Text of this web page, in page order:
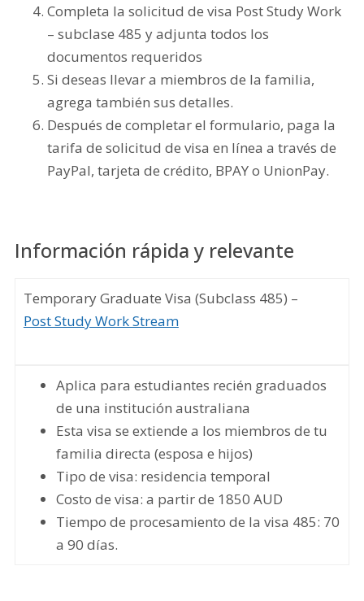
Completa la solicitud de visa Post Study Work
– subclase 485 y adjunta todos los
documentos requeridos
Si deseas llevar a miembros de la familia,
agrega también sus detalles.
Después de completar el formulario, paga la
tarifa de solicitud de visa en línea a través de
PayPal, tarjeta de crédito, BPAY o UnionPay.
Información rápida y relevante
Temporary Graduate Visa (Subclass 485) –
Post Study Work Stream
Aplica para estudiantes recién graduados
de una institución australiana
Esta visa se extiende a los miembros de tu
familia directa (esposa e hijos)
Tipo de visa: residencia temporal
Costo de visa: a partir de 1850 AUD
Tiempo de procesamiento de la visa 485: 70
a 90 días.